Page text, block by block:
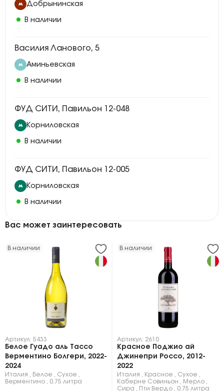
Добрынинская
В наличии
Василия Ланового, 5
Аминьевская
В наличии
ФУД СИТИ, Павильон 12-048
Корниловская
В наличии
ФУД СИТИ, Павильон 12-005
Корниловская
В наличии
Вас может заинтересовать
В наличии
Артикул: 5433
Белое Гуадо аль Тассо
Верментино Болгери, 2022-
2024
Италия Белое Сухое
Верментино
0.75 литра
В наличии
Артикул: 2610
Красное Поджио ай
Джинепри Россо, 2012-
2022
Италия Красное Сухое
Каберне Совиньон
Мерло
Сира
Пти Вердо 0.75 литра